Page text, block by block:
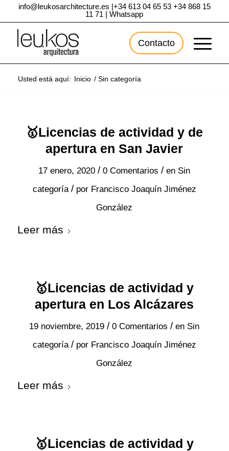
info@leukosarchitecture.es |+34 613 04 65 53 +34 868 15
11 71 |Whatsapp
Contacto
Usted está aquí: Inicio / Sin categoría
🥇Licencias de actividad y de
apertura en San Javier
17 enero, 2020 / 0 Comentarios / en Sin
categoría / por Francisco Joaquín Jiménez
González
Leer más
🥇Licencias de actividad y
apertura en Los Alcázares
19 noviembre, 2019 / 0 Comentarios / en Sin
categoría / por Francisco Joaquín Jiménez
González
Leer más
🥇Licencias de actividad y